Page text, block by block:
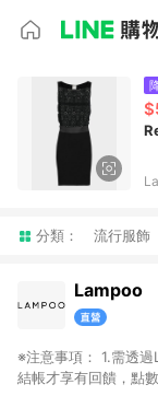
分類： 流行服飾
Lampoo
※注意事項： 1.需透過LINE購物前往並在同一瀏覽器於24小時內
結帳才享有回饋，點